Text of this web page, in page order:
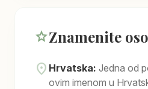
starZnamenite
location_on Hrvatska: Jedna od
ovim imenom u